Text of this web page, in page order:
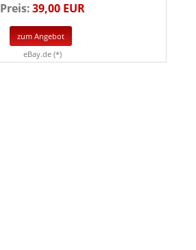
Preis:39,00 EUR
zum Angebot
eBay.de (*)